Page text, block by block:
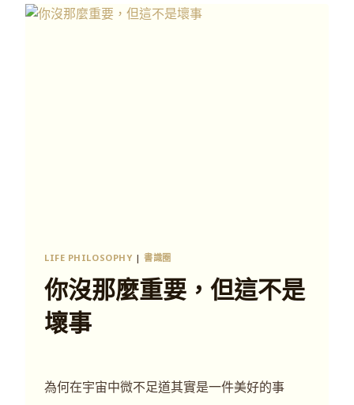
LIFE PHILOSOPHY |書識圈
你沒那麼重要，但這不是
壞事
為何在宇宙中微不足道其實是一件美好的事